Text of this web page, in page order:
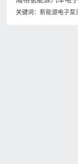
关键词：新能源电子泵